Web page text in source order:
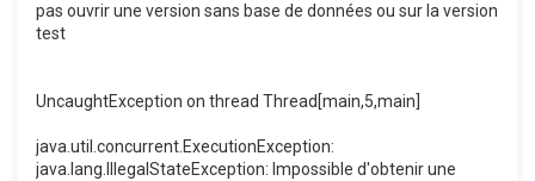
pas ouvrir une version sans base de données ou sur la version
test
UncaughtException on thread Thread[main,5,main]
java.util.concurrent.ExecutionException:
java.lang.IllegalStateException: Impossible d'obtenir une